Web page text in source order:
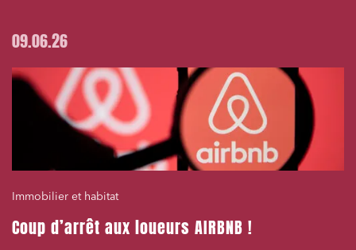
09.06.26
Immobilier et habitat
Coup d’arrêt aux loueurs AIRBNB !